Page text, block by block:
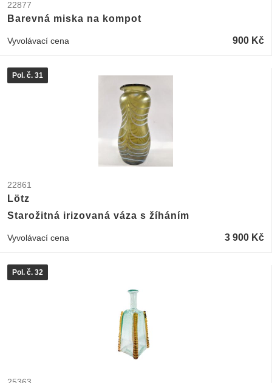
22877
Barevná miska na kompot
Vyvolávací cena 900 Kč
Pol. č. 31
22861
Lötz
Starožitná irizovaná váza s žíháním
Vyvolávací cena 3 900 Kč
Pol. č. 32